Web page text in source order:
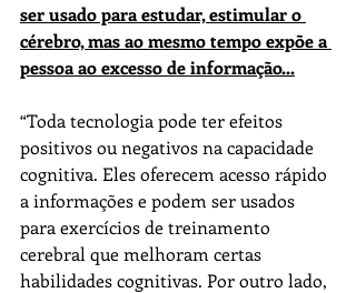
ser usado para estudar, estimular o
cérebro, mas ao mesmo tempo expõe a
pessoa ao excesso de informação...
“Toda tecnologia pode ter efeitos
positivos ou negativos na capacidade
cognitiva. Eles oferecem acesso rápido
a informações e podem ser usados
para exercícios de treinamento
cerebral que melhoram certas
habilidades cognitivas. Por outro lado,